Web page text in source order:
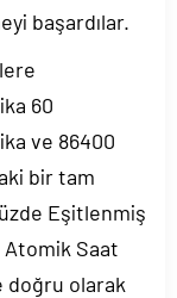
başardılar.
60
ve 86400
bir tam
Eşitlenmiş
Atomik Saat
doğru olarak